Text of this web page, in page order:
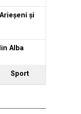
și
Alba
Sport